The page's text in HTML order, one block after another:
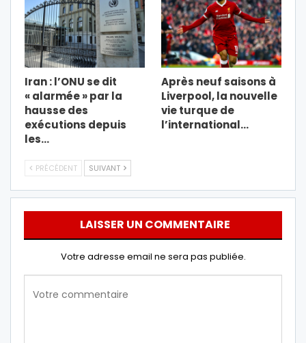
Iran : l’ONU se dit
« alarmée » par la
hausse des
exécutions depuis
les…
Après neuf saisons à
Liverpool, la nouvelle
vie turque de
l’international…
PRÉCÉDENT SUIVANT
LAISSER UN COMMENTAIRE
Votre adresse email ne sera pas publiée.